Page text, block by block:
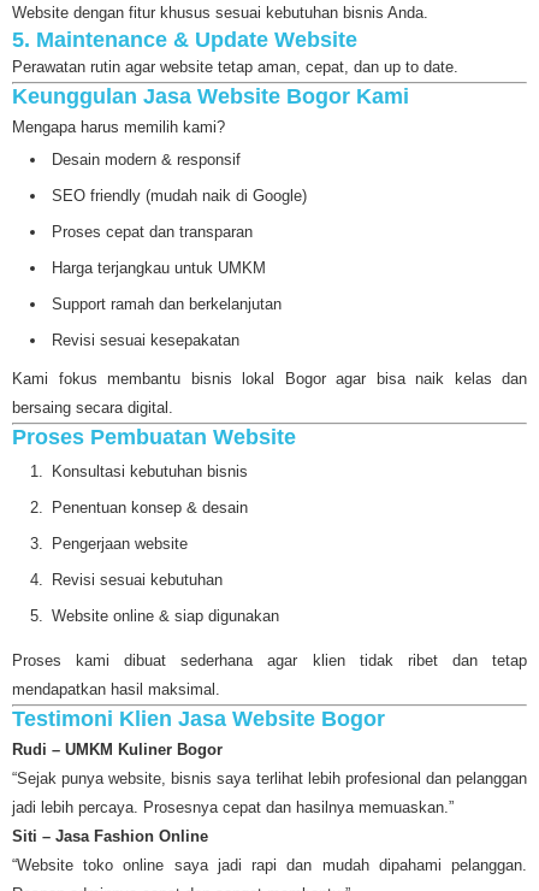
Website dengan fitur khusus sesuai kebutuhan bisnis Anda.
5. Maintenance & Update Website
Perawatan rutin agar website tetap aman, cepat, dan up to date.
Keunggulan Jasa Website Bogor Kami
Mengapa harus memilih kami?
Desain modern & responsif
SEO friendly (mudah naik di Google)
Proses cepat dan transparan
Harga terjangkau untuk UMKM
Support ramah dan berkelanjutan
Revisi sesuai kesepakatan
Kami fokus membantu bisnis lokal Bogor agar bisa naik kelas dan
bersaing secara digital.
Proses Pembuatan Website
Konsultasi kebutuhan bisnis
Penentuan konsep & desain
Pengerjaan website
Revisi sesuai kebutuhan
Website online & siap digunakan
Proses kami dibuat sederhana agar klien tidak ribet dan tetap
mendapatkan hasil maksimal.
Testimoni Klien Jasa Website Bogor
Rudi – UMKM Kuliner Bogor
“Sejak punya website, bisnis saya terlihat lebih profesional dan pelanggan
jadi lebih percaya. Prosesnya cepat dan hasilnya memuaskan.”
Siti – Jasa Fashion Online
“Website toko online saya jadi rapi dan mudah dipahami pelanggan.